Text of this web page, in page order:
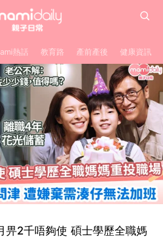
熱話 教育路 產前產後 健康資訊
畀2千唔夠使 碩士學歷全職媽